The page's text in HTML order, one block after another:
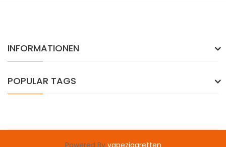
INFORMATIONEN
POPULAR TAGS
Powered By vapezigaretten